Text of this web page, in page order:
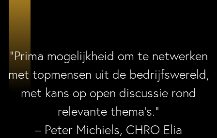
“Prima mogelijkheid om te netwerken
met topmensen uit de bedrijfswereld,
met kans op open discussie rond
relevante thema’s.”
– Peter Michiels, CHRO Elia